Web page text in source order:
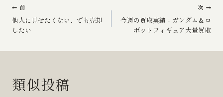
投
稿
ナ
ビ
前
他人に見せたくない、でも売却
したい
次
今週の買取実績：ガンダム＆ロ
ボットフィギュア大量買取
類似投稿